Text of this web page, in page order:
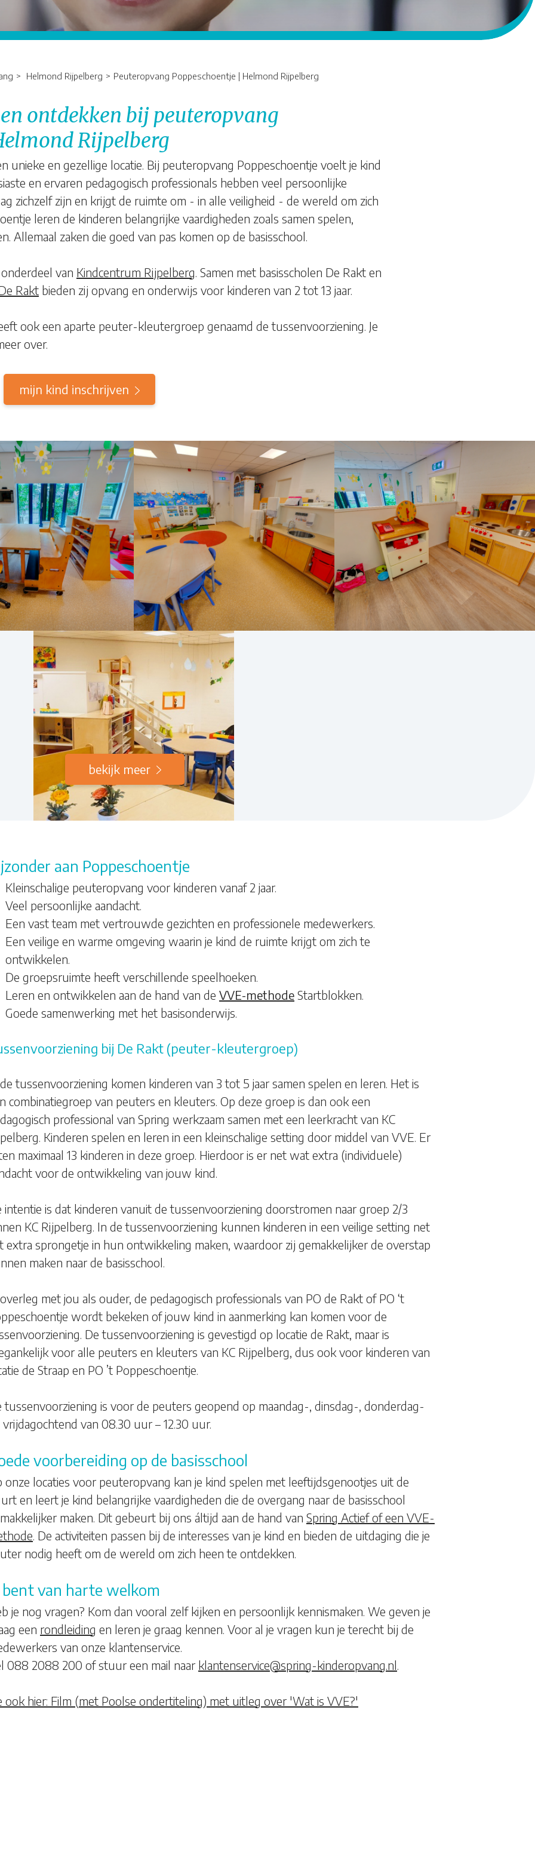
Helmond Rijpelberg Peuteropvang Poppeschoentje | Helmond Rijpelberg
ontdekken bij peuteropvang
Rijpelberg
unieke en gezellige locatie. Bij peuteropvang Poppeschoentje voelt je kind
en ervaren pedagogisch professionals hebben veel persoonlijke
zichzelf zijn en krijgt de ruimte om - in alle veiligheid - de wereld om zich
leren de kinderen belangrijke vaardigheden zoals samen spelen,
Allemaal zaken die goed van pas komen op de basisschool.
van Kindcentrum Rijpelberg. Samen met basisscholen De Rakt en
Rakt bieden zij opvang en onderwijs voor kinderen van 2 tot 13 jaar.
ook een aparte peuter-kleutergroep genaamd de tussenvoorziening. Je
over.
mijn kind inschrijven
bekijk meer
aan Poppeschoentje
Kleinschalige peuteropvang voor kinderen vanaf 2 jaar.
Veel persoonlijke aandacht.
Een vast team met vertrouwde gezichten en professionele medewerkers.
Een veilige en warme omgeving waarin je kind de ruimte krijgt om zich te
ontwikkelen.
De groepsruimte heeft verschillende speelhoeken.
Leren en ontwikkelen aan de hand van de VVE-methode Startblokken.
Goede samenwerking met het basisonderwijs.
bij De Rakt (peuter-kleutergroep)
tussenvoorziening komen kinderen van 3 tot 5 jaar samen spelen en leren. Het is
combinatiegroep van peuters en kleuters. Op deze groep is dan ook een
professional van Spring werkzaam samen met een leerkracht van KC
Kinderen spelen en leren in een kleinschalige setting door middel van VVE. Er
maximaal 13 kinderen in deze groep. Hierdoor is er net wat extra (individuele)
voor de ontwikkeling van jouw kind.
intentie is dat kinderen vanuit de tussenvoorziening doorstromen naar groep 2/3
KC Rijpelberg. In de tussenvoorziening kunnen kinderen in een veilige setting net
extra sprongetje in hun ontwikkeling maken, waardoor zij gemakkelijker de overstap
maken naar de basisschool.
met jou als ouder, de pedagogisch professionals van PO de Rakt of PO ‘t
wordt bekeken of jouw kind in aanmerking kan komen voor de
De tussenvoorziening is gevestigd op locatie de Rakt, maar is
voor alle peuters en kleuters van KC Rijpelberg, dus ook voor kinderen van
de Straap en PO ’t Poppeschoentje.
tussenvoorziening is voor de peuters geopend op maandag-, dinsdag-, donderdag-
vrijdagochtend van 08.30 uur – 12.30 uur.
voorbereiding op de basisschool
onze locaties voor peuteropvang kan je kind spelen met leeftijdsgenootjes uit de
en leert je kind belangrijke vaardigheden die de overgang naar de basisschool
maken. Dit gebeurt bij ons áltijd aan de hand van Spring Actief of een VVE-
. De activiteiten passen bij de interesses van je kind en bieden de uitdaging die je
nodig heeft om de wereld om zich heen te ontdekken.
bent van harte welkom
je nog vragen? Kom dan vooral zelf kijken en persoonlijk kennismaken. We geven je
een rondleiding en leren je graag kennen. Voor al je vragen kun je terecht bij de
van onze klantenservice.
088 2088 200 of stuur een mail naar klantenservice@spring-kinderopvang.nl
ook hier: Film (met Poolse ondertiteling) met uitleg over 'Wat is VVE?'